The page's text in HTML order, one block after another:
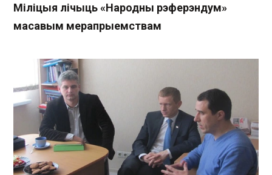
Міліцыя лічыць «Народны рэферэндум»
масавым мерапрыемствам